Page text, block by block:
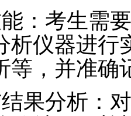
：考生需
析仪器进行
等，并准确
果分析：